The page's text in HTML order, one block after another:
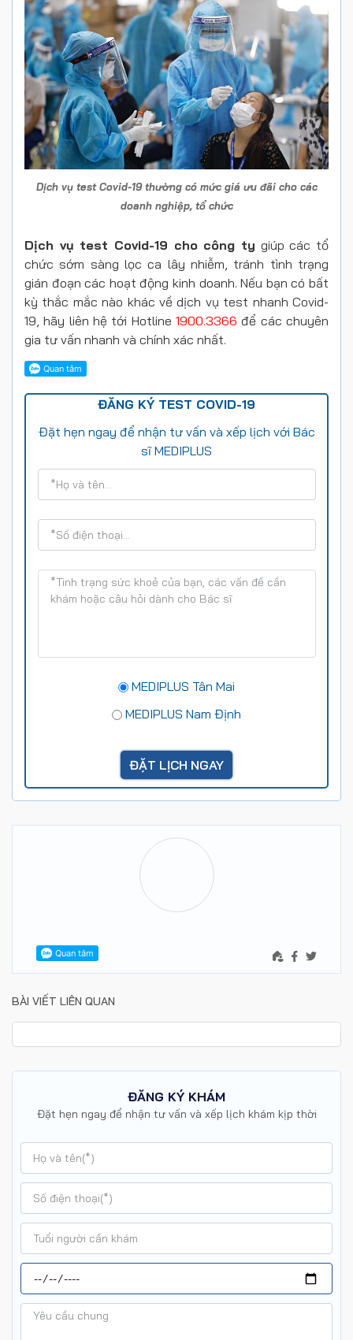
Dịch vụ test Covid-19 thường có mức giá ưu đãi cho các
doanh nghiệp, tổ chức
Dịch vụ test Covid-19 cho công ty giúp các tổ
chức sớm sàng lọc ca lây nhiễm, tránh tình trạng
gián đoạn các hoạt động kinh doanh. Nếu bạn có bất
kỳ thắc mắc nào khác về dịch vụ test nhanh Covid-
19, hãy liên hệ tới Hotline 1900.3366 để các chuyên
gia tư vấn nhanh và chính xác nhất.
ĐĂNG KÝ TEST COVID-19
Đặt hẹn ngay để nhận tư vấn và xếp lịch với Bác
sĩ MEDIPLUS
MEDIPLUS Tân Mai
MEDIPLUS Nam Định
BÀI VIẾT LIÊN QUAN
ĐĂNG KÝ KHÁM
Đặt hẹn ngay để nhận tư vấn và xếp lịch khám kịp thời